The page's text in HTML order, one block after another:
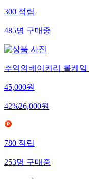
300적립
485명구매중
추억의베이커리 롤케잌
45,000원
42%26,000원
780적립
253명구매중